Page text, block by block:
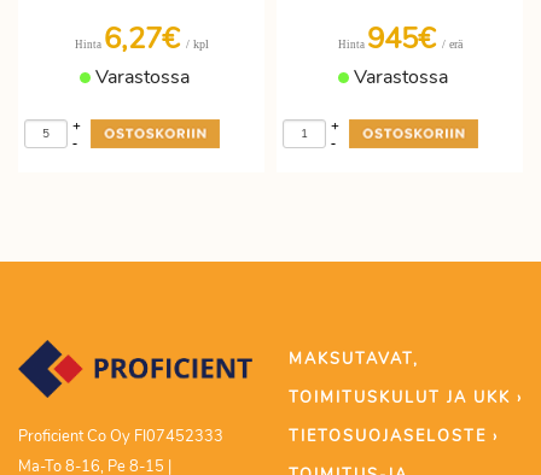
Hinta 6,27€ / kpl
Varastossa
-
+
Hinta 945€ / erä
Varastossa
-
+
Proficient Co Oy FI07452333
Ma-To 8-16, Pe 8-15 |
MAKSUTAVAT,
TOIMITUSKULUT JA UKK ›
TIETOSUOJASELOSTE ›